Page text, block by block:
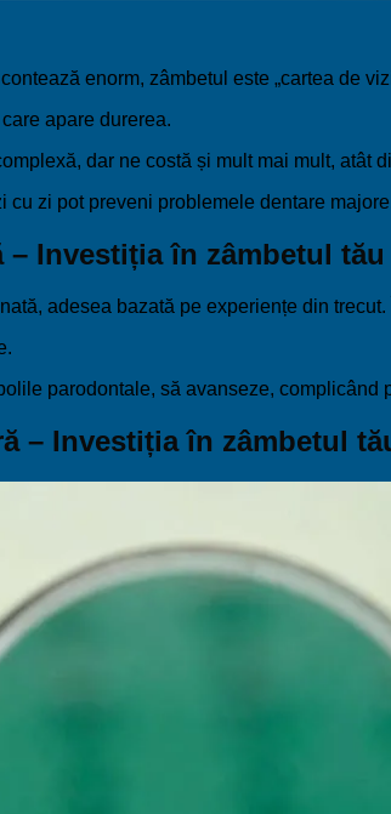
enorm, zâmbetul este „cartea de
apare durerea.
dar ne costă și mult mai mult, atât
cu zi pot preveni problemele dentare
– Investiția în zâmbetul tău
adesea bazată pe experiențe din
parodontale, să avanseze, complicând
– Investiția în zâmbetul